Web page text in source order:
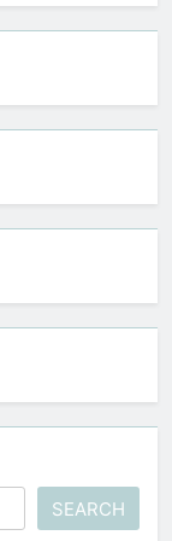
SEARCH